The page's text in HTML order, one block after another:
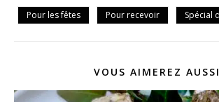
Pour les fêtes Pour recevoir Spécial
VOUS AIMEREZ AUSSI